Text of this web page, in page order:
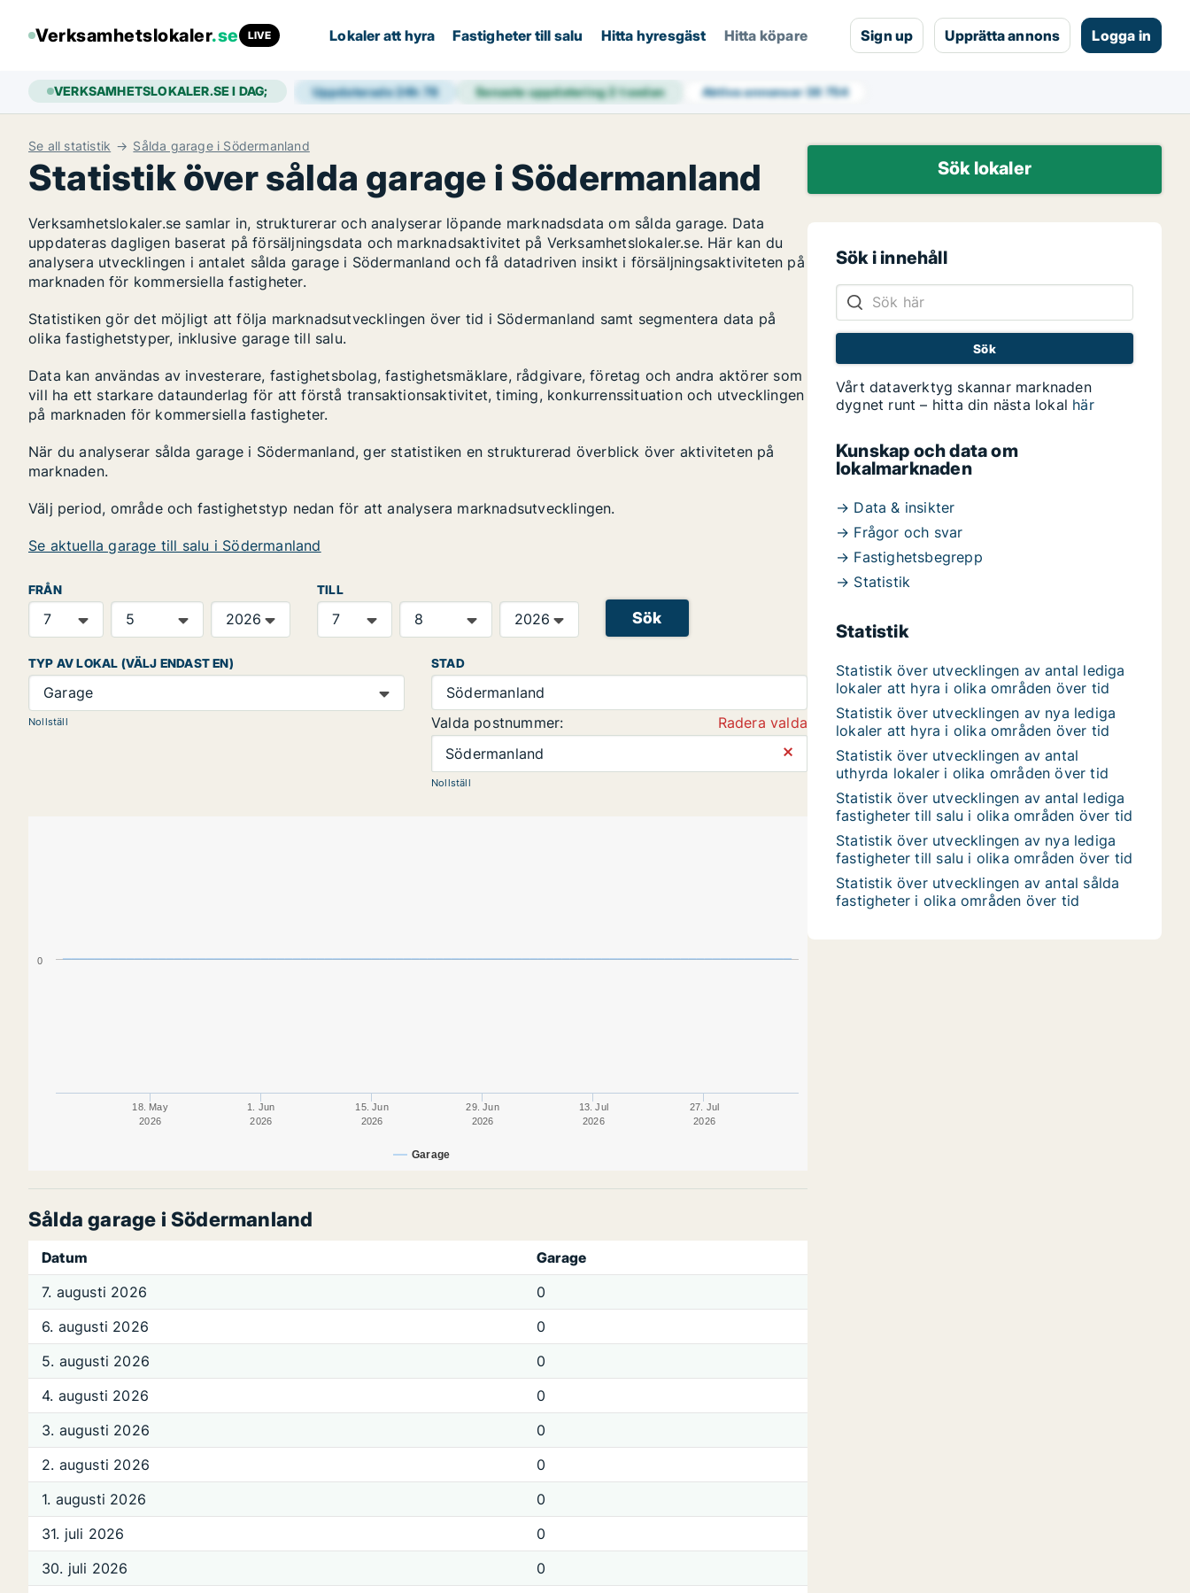
Verksamhetslokaler.se LIVE Lokaler att hyra Fastigheter till salu Hitta hyresgäst Hitta köpare Sign up Upprätta annons Logga in
VERKSAMHETSLOKALER.SE I DAG; Uppdaterade 24h 78 Senaste uppdatering2 t sedan Aktiva annonser38 754
Se all statistik Sålda garage i Södermanland
Statistik över sålda garage i Södermanland
Verksamhetslokaler.se samlar in, strukturerar och analyserar löpande marknadsdata om sålda garage. Data
uppdateras dagligen baserat på försäljningsdata och marknadsaktivitet på Verksamhetslokaler.se. Här kan du
analysera utvecklingen i antalet sålda garage i Södermanland och få datadriven insikt i försäljningsaktiviteten på
marknaden för kommersiella fastigheter.
Statistiken gör det möjligt att följa marknadsutvecklingen över tid i Södermanland samt segmentera data på
olika fastighetstyper, inklusive garage till salu.
Data kan användas av investerare, fastighetsbolag, fastighetsmäklare, rådgivare, företag och andra aktörer som
vill ha ett starkare dataunderlag för att förstå transaktionsaktivitet, timing, konkurrenssituation och utvecklingen
på marknaden för kommersiella fastigheter.
När du analyserar sålda garage i Södermanland, ger statistiken en strukturerad överblick över aktiviteten på
marknaden.
Välj period, område och fastighetstyp nedan för att analysera marknadsutvecklingen.
Se aktuella garage till salu i Södermanland
FRÅN TILL
Sök
TYP AV LOKAL (VÄLJ ENDAST EN)
Garage
Nollställ
STAD
Södermanland
Valda postnummer:
Radera valda
Södermanland
⨯
Nollställ
Garage
18. May
2026
1. Jun
2026
15. Jun
2026
29. Jun
2026
13. Jul
2026
27. Jul
2026
0
Sålda garage i Södermanland
Datum
Garage
7. augusti 2026
0
6. augusti 2026
0
5. augusti 2026
0
4. augusti 2026
0
3. augusti 2026
0
2. augusti 2026
0
1. augusti 2026
0
31. juli 2026
0
30. juli 2026
0
Sök lokaler
Sök i innehåll
Vårt dataverktyg skannar marknaden
dygnet runt – hitta din nästa lokal här
Kunskap och data om
lokalmarknaden
→ Data & insikter
→ Frågor och svar
→ Fastighetsbegrepp
→ Statistik
Statistik
Statistik över utvecklingen av antal lediga
lokaler att hyra i olika områden över tid
Statistik över utvecklingen av nya lediga
lokaler att hyra i olika områden över tid
Statistik över utvecklingen av antal
uthyrda lokaler i olika områden över tid
Statistik över utvecklingen av antal lediga
fastigheter till salu i olika områden över tid
Statistik över utvecklingen av nya lediga
fastigheter till salu i olika områden över tid
Statistik över utvecklingen av antal sålda
fastigheter i olika områden över tid